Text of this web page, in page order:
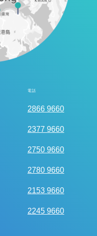
電話
2866 9660
2377 9660
2750 9660
2780 9660
2153 9660
2245 9660